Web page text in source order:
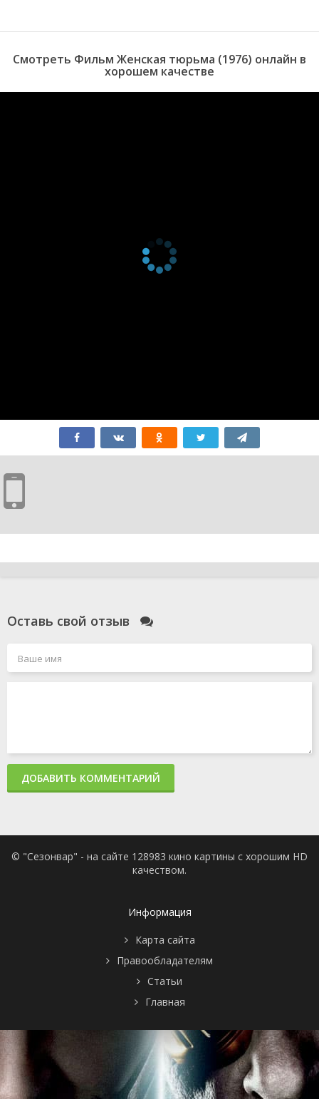
Смотреть Фильм Женская тюрьма (1976) онлайн в
хорошем качестве
Оставь свой отзыв
ДОБАВИТЬ КОММЕНТАРИЙ
© "Сезонвар" - на сайте 128983 кино картины с хорошим HD
качеством.
Информация
Карта сайта
Правообладателям
Статьи
Главная